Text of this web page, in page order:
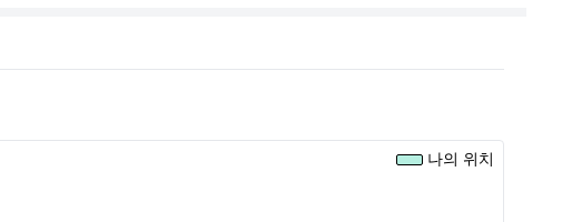
나의 위치